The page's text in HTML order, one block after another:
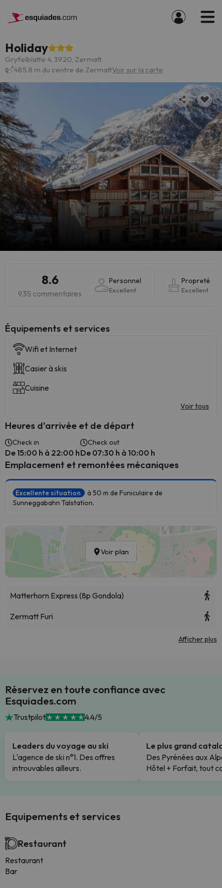
Holiday
Gryfelblatte 4, 3920, Zermatt
485.8 m du centre de ZermattVoir sur la carte
8.6
935 commentaires
Personnel
Excellent
Propreté
Excellent
​Équipements et services
Wifi et Internet
Casier à skis
Cuisine
Voir tous
Heures d'arrivée et de départ
Check in
De 15:00 h à 22:00 h
Check out
De 07:30 h à 10:00 h
Emplacement et remontées mécaniques
Excellente situation
à 50 m de Funiculaire de
Sunneggabahn Talstation.
Voir plan
Matterhorn Express (8p Gondola)
Zermatt Furi
Afficher plus
Réservez en toute confiance avec
Esquiades.com
Trustpilot 4.4/5
Leaders du voyage au ski
L'agence de ski n°1. Des offres
introuvables ailleurs.
Le plus grand
Des Pyrénées aux
Hôtel + Forfait, tout
Equipements et services
Restaurant
Restaurant
Bar